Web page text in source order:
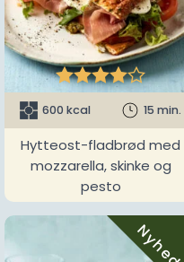

600 kcal 15 min.
Hytteost-fladbrød med
mozzarella, skinke og
pesto
Nyhed!